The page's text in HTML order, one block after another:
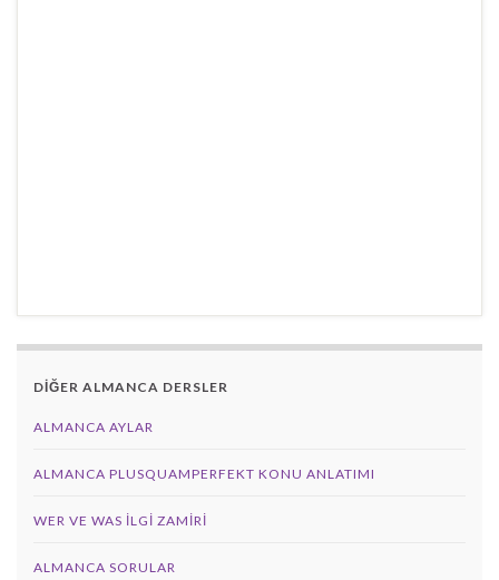
DİĞER ALMANCA DERSLER
ALMANCA AYLAR
ALMANCA PLUSQUAMPERFEKT KONU ANLATIMI
WER VE WAS ILGI ZAMIRI
ALMANCA SORULAR